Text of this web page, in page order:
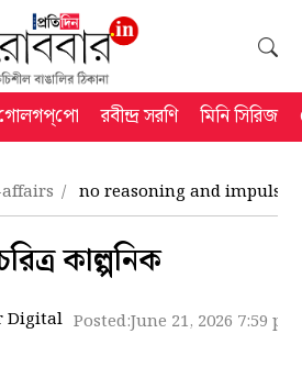
রবীন্দ্র সরণি মিনি সিরিজ
no reasoning and
কাল্পনিক
Digital Posted:June 21, 2026 7:59 pm